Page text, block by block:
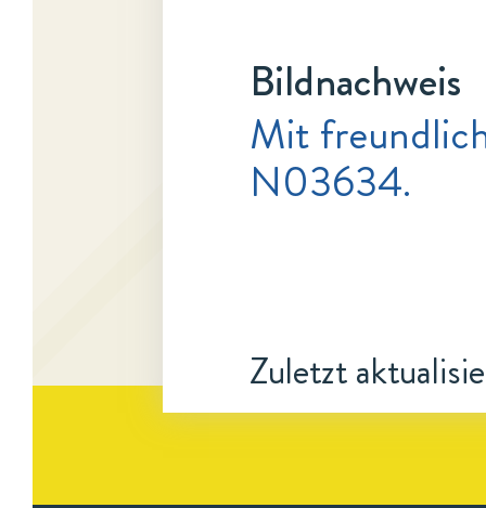
Bildnachweis
Mit
N03634.
Zuletzt